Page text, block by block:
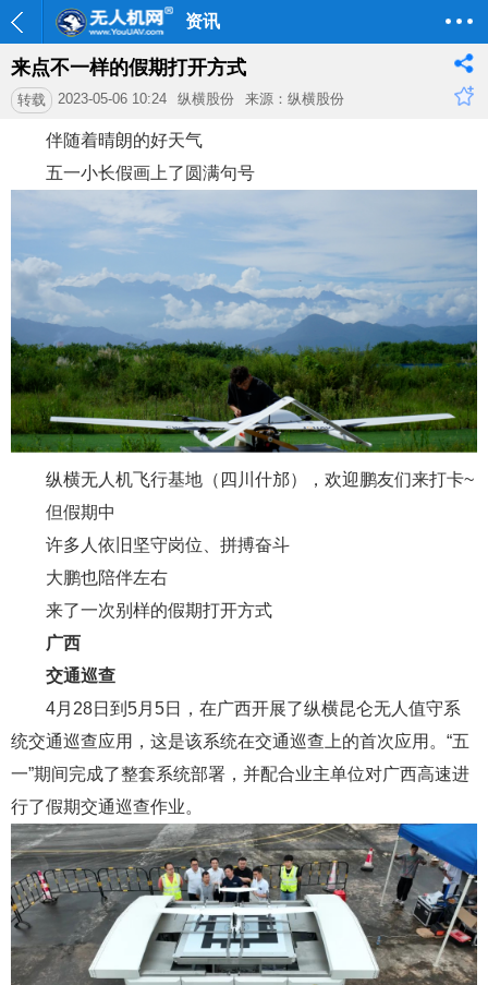
资讯
来点不一样的假期打开方式
转载 2023-05-06 10:24 纵横股份 来源：纵横股份
伴随着晴朗的好天气
五一小长假画上了圆满句号
纵横无人机飞行基地（四川什邡），欢迎鹏友们来打卡~
但假期中
许多人依旧坚守岗位、拼搏奋斗
大鹏也陪伴左右
来了一次别样的假期打开方式
广西
交通巡查
4月28日到5月5日，在广西开展了纵横昆仑无人值守系
统交通巡查应用，这是该系统在交通巡查上的首次应用。“五
一”期间完成了整套系统部署，并配合业主单位对广西高速进
行了假期交通巡查作业。